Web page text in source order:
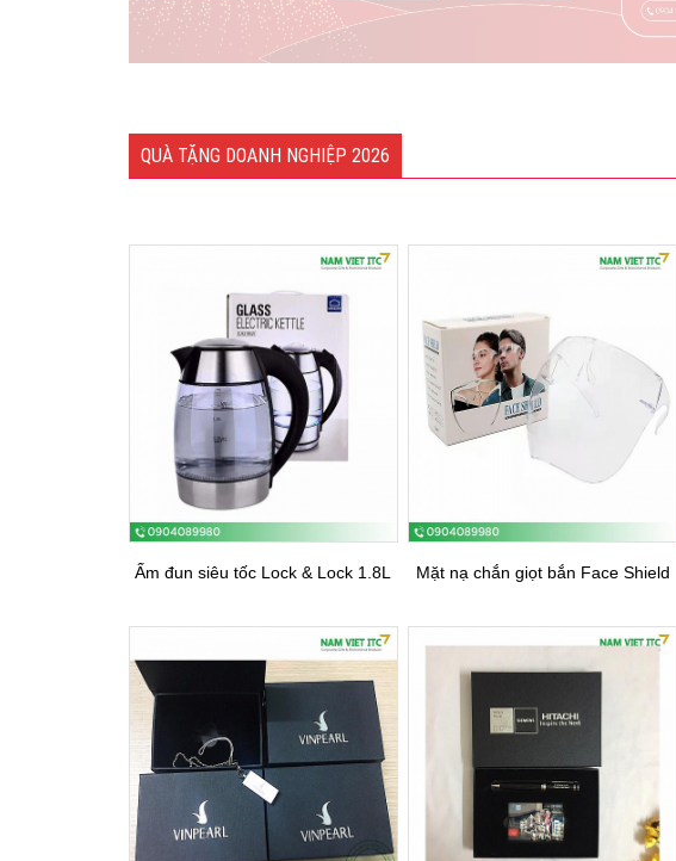
QUÀ TẶNG DOANH NGHIỆP 2026
Ấm đun siêu tốc Lock & Lock 1.8L Mặt nạ chắn giọt bắn Face Shield